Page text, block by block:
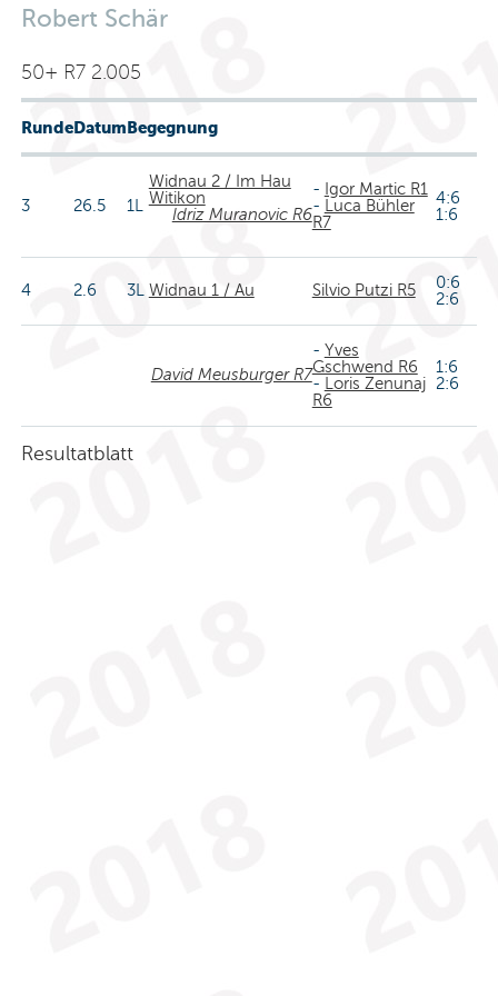
Robert Schär
50+ R7 2.005
RundeDatumBegegnung
3 26.5 1L
Widnau 2 / Im Hau
Witikon
Idriz Muranovic R6
- Igor Martic R1
-
Luca Bühler
R7
4:6
1:6
4 2.6 3L Widnau 1 / Au Silvio Putzi R5
0:6
2:6
David Meusburger R7
- Yves
Gschwend R6
-
Loris Zenunaj
R6
1:6
2:6
Resultatblatt